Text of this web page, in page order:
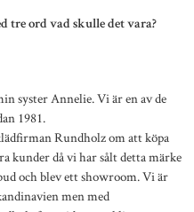
tre ord vad skulle det vara?
syster Annelie. Vi är en av de
1981.
Rundholz om att köpa
kunder då vi har sålt detta märke
och blev ett showroom. Vi är
men med